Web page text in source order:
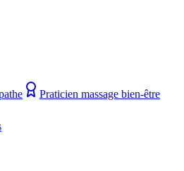
Praticien massage bien-être